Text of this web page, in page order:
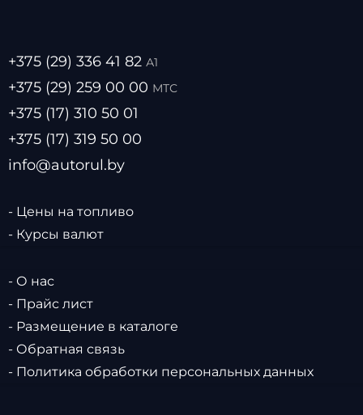
+375 (29) 336 41 82 А1
+375 (29) 259 00 00 МТС
+375 (17) 310 50 01
+375 (17) 319 50 00
info@autorul.by
- Цены на топливо
- Курсы валют
- О нас
- Прайс лист
- Размещение в каталоге
- Обратная связь
- Политика обработки персональных данных